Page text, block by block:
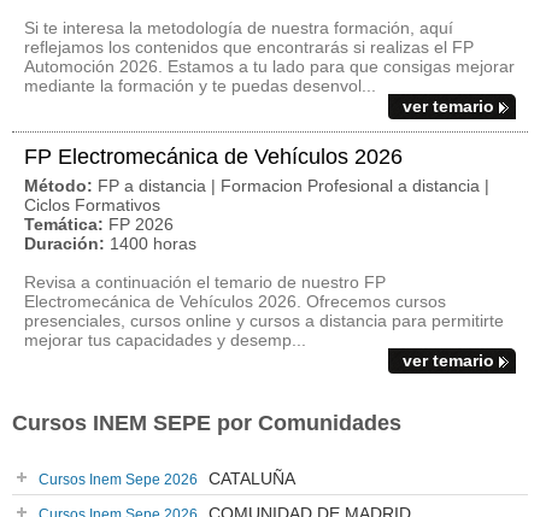
Si te interesa la metodología de nuestra formación, aquí
reflejamos los contenidos que encontrarás si realizas el FP
Automoción 2026. Estamos a tu lado para que consigas mejorar
mediante la formación y te puedas desenvol...
ver temario
FP Electromecánica de Vehículos 2026
Método: FP a distancia | Formacion Profesional a distancia |
Ciclos Formativos
Temática: FP 2026
Duración: 1400 horas
Revisa a continuación el temario de nuestro FP
Electromecánica de Vehículos 2026. Ofrecemos cursos
presenciales, cursos online y cursos a distancia para permitirte
mejorar tus capacidades y desemp...
ver temario
Cursos INEM SEPE por Comunidades
Cursos Inem Sepe 2026 CATALUÑA